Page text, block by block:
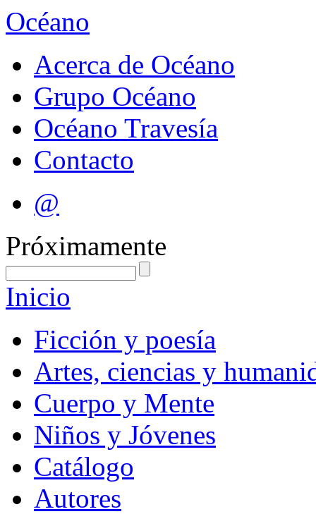
Océano
Acerca de Océano
Grupo Océano
Océano Travesía
Contacto
@
Próximamente
Inicio
Ficción y poesía
Artes, ciencias y
Cuerpo y Mente
Niños y Jóvenes
Catálogo
Autores